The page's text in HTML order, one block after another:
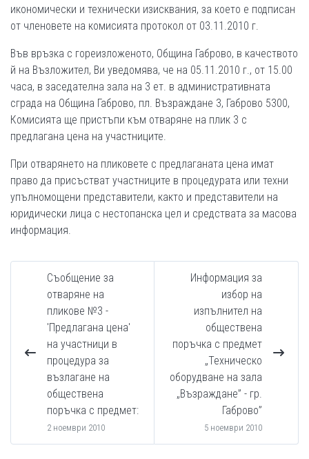
икономически и технически изисквания, за което е подписан
от членовете на комисията протокол от 03.11.2010 г.
Във връзка с гореизложеното, Община Габрово, в качеството
й на Възложител, Ви уведомява, че на 05.11.2010 г., от 15.00
часа, в заседателна зала на 3 ет. в административната
сграда на Община Габрово, пл. Възраждане 3, Габрово 5300,
Комисията ще пристъпи към отваряне на плик 3 с
предлагана цена на участниците.
При отварянето на пликовете с предлаганата цена имат
право да присъстват участниците в процедурата или техни
упълномощени представители, както и представители на
юридически лица с нестопанска цел и средствата за масова
информация.
Съобщение за
отваряне на
пликове №3 -
'Предлагана цена'
на участници в
процедура за
възлагане на
обществена
поръчка с предмет:
2 ноември 2010
Информация за
избор на
изпълнител на
обществена
поръчка с предмет
„Техническо
оборудване на зала
„Възраждане” - гр.
Габрово”
5 ноември 2010